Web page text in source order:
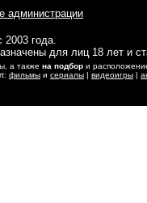
администрации
2003 года.
для лиц 18 лет и
а также на подбор и
фильмы и сериалы | видеоигры |